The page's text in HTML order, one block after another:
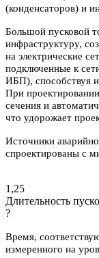
(конденсаторов) и
Большой пусковой
инфраструктуру,
на электрические
подключенные к
ИБП), способствуя
При
сечения и
что удорожает
Источники
спроектированы с
1,25
Длительность
?
Время,
измеренного на